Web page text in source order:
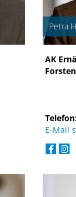
Petra
AK
E-Mail